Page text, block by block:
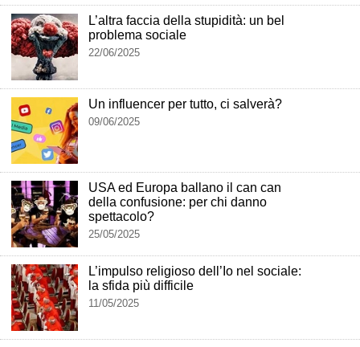
L’altra faccia della stupidità: un bel
problema sociale
22/06/2025
Un influencer per tutto, ci salverà?
09/06/2025
USA ed Europa ballano il can can
della confusione: per chi danno
spettacolo?
25/05/2025
L’impulso religioso dell’Io nel sociale:
la sfida più difficile
11/05/2025